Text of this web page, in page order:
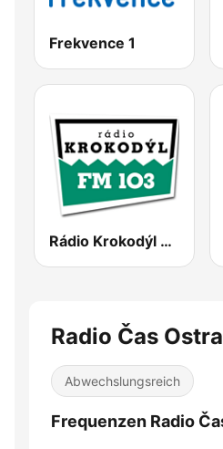
Frekvence 1
Rádio Krokodýl FM
Radio Čas
Abwechslungsreich
Frequenzen Radio